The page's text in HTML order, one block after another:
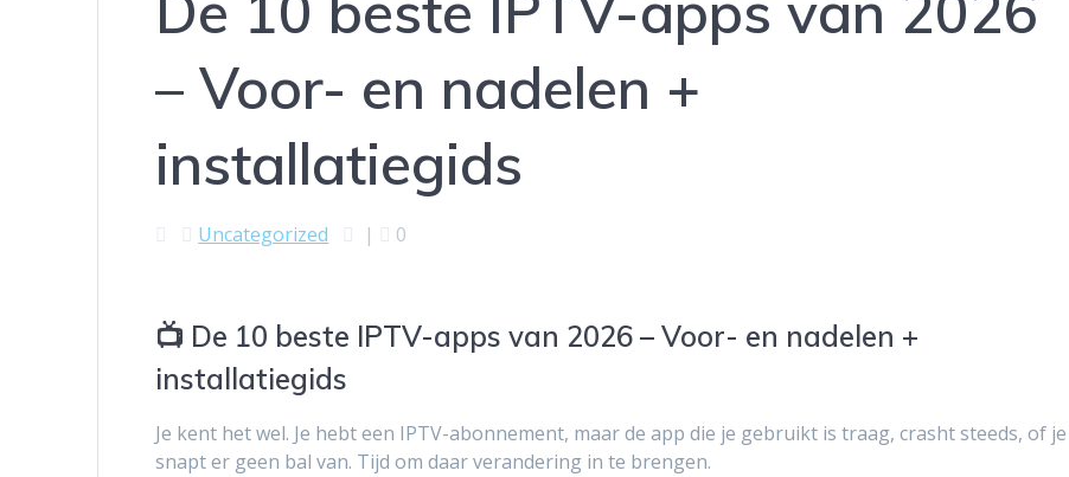
– Voor- en nadelen +
installatiegids
Uncategorized | 0
📺 De 10 beste IPTV-apps van 2026 – Voor- en nadelen +
installatiegids
Je kent het wel. Je hebt een IPTV-abonnement, maar de app die je gebruikt is traag, crasht steeds, of je
snapt er geen bal van. Tijd om daar verandering in te brengen.